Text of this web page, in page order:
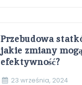
Przebudowa
jakie zmiany
efektywność?
23 września, 2024